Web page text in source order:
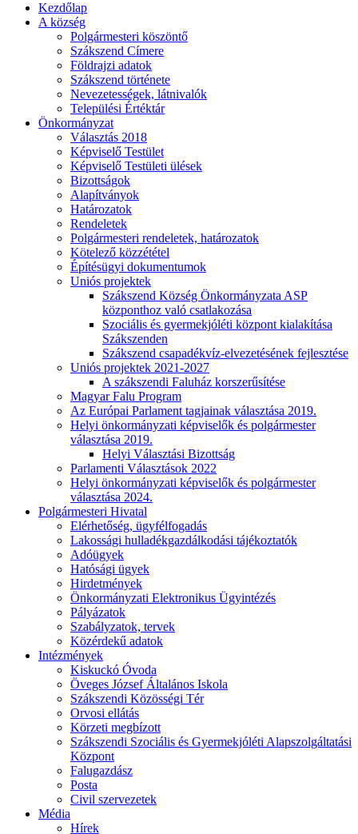
Kezdőlap
A község
Polgármesteri köszöntő
Szákszend Címere
Földrajzi adatok
Szákszend története
Nevezetességek, látnivalók
Települési Értéktár
Önkormányzat
Választás 2018
Képviselő Testület
Képviselő Testületi ülések
Bizottságok
Alapítványok
Határozatok
Rendeletek
Polgármesteri rendeletek, határozatok
Kötelező közzététel
Építésügyi dokumentumok
Uniós projektek
Szákszend Község Önkormányzata ASP
központhoz való csatlakozása
Szociális és gyermekjóléti központ kialakítása
Szákszenden
Szákszend csapadékvíz-elvezetésének fejlesztése
Uniós projektek 2021-2027
A szákszendi Faluház korszerűsítése
Magyar Falu Program
Az Európai Parlament tagjainak választása 2019.
Helyi önkormányzati képviselők és polgármester
választása 2019.
Helyi Választási Bizottság
Parlamenti Választások 2022
Helyi önkormányzati képviselők és polgármester
választása 2024.
Polgármesteri Hivatal
Elérhetőség, ügyfélfogadás
Lakossági hulladékgazdálkodási tájékoztatók
Adóügyek
Hatósági ügyek
Hirdetmények
Önkormányzati Elektronikus Ügyintézés
Pályázatok
Szabályzatok, tervek
Közérdekű adatok
Intézmények
Kiskuckó Óvoda
Öveges József Általános Iskola
Szákszendi Közösségi Tér
Orvosi ellátás
Körzeti megbízott
Szákszendi Szociális és Gyermekjóléti Alapszolgáltatási
Központ
Falugazdász
Posta
Civil szervezetek
Média
Hírek